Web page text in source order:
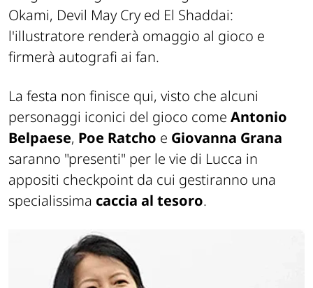
Okami, Devil May Cryed El Shaddai:
l'illustratore renderà omaggio al gioco e
firmerà autografi ai fan.
La festa non finisce qui, visto che alcuni
personaggi iconici del gioco come Antonio
Belpaese, Poe Ratcho e Giovanna Grana
saranno "presenti" per le vie di Lucca in
appositi checkpoint da cui gestiranno una
specialissima caccia al tesoro.